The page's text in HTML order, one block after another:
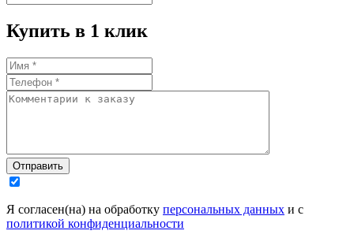
Купить в 1 клик
Отправить
Я согласен(на) на обработку персональных данных и с
политикой конфиденциальности